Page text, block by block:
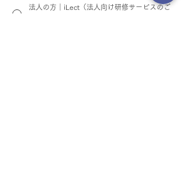
法人の方｜iLect（法人向け研修サービスのご